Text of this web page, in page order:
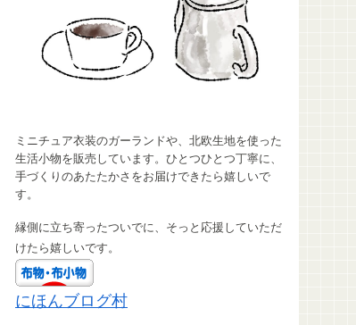
ミニチュア衣装のガーランドや、北欧生地を使った
生活小物を販売しています。ひとつひとつ丁寧に、
手づくりのあたたかさをお届けできたら嬉しいで
す。
縁側に立ち寄ったついでに、そっと応援していただ
けたら嬉しいです。
にほんブログ村